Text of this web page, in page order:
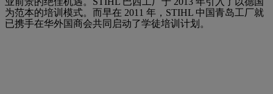
为范本的培训模式。而早在 2011 年，STIHL 中国青岛工厂就
已携手在华外国商会共同启动了学徒培训计划。